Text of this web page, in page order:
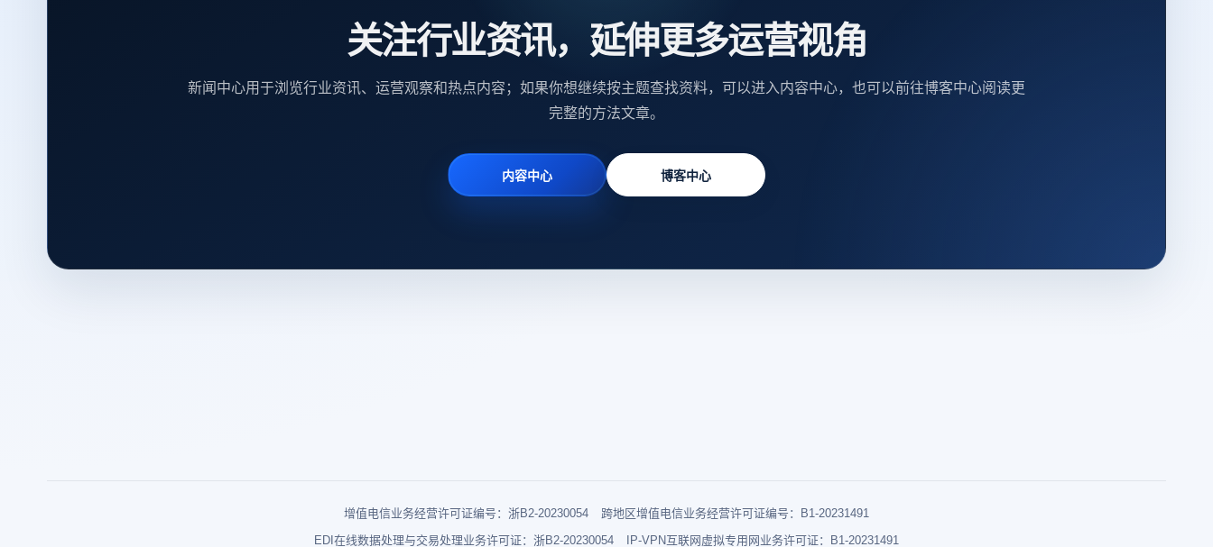
关注行业资讯，延伸更多运营视角
新闻中心用于浏览行业资讯、运营观察和热点内容；如果你想继续按主题查找资料，可以进入内容中心，也可以前往博客中心阅读更
完整的方法文章。
内容中心 博客中心
增值电信业务经营许可证编号：浙B2-20230054
跨地区增值电信业务经营许可证编号：B1-20231491
EDI在线数据处理与交易处理业务许可证：浙B2-20230054
IP-VPN互联网虚拟专用网业务许可证：B1-20231491